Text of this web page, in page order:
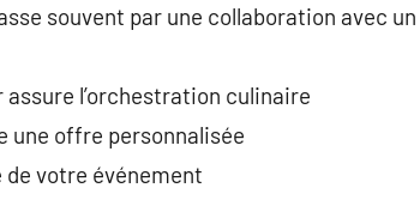
souvent par une collaboration avec
l’orchestration culinaire
une offre personnalisée
votre événement